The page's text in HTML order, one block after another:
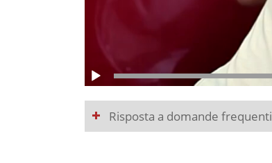
Risposta a domande frequenti